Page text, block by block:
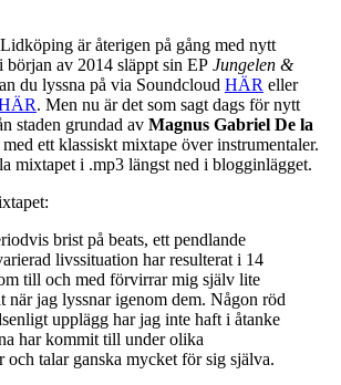
är återigen på gång med nytt
början av 2014 släppt sin EP Jungelen &
du lyssna på via Soundcloud HÄR eller
. Men nu är det som sagt dags för nytt
staden grundad av Magnus Gabriel De la
ett klassiskt mixtape över instrumentaler.
mixtapet i .mp3 längst ned i blogginlägget.
brist på beats, ett pendlande
livssituation har resulterat i 14
till och med förvirrar mig själv lite
när jag lyssnar igenom dem. Någon röd
upplägg har jag inte haft i åtanke
har kommit till under olika
och talar ganska mycket för sig själva.